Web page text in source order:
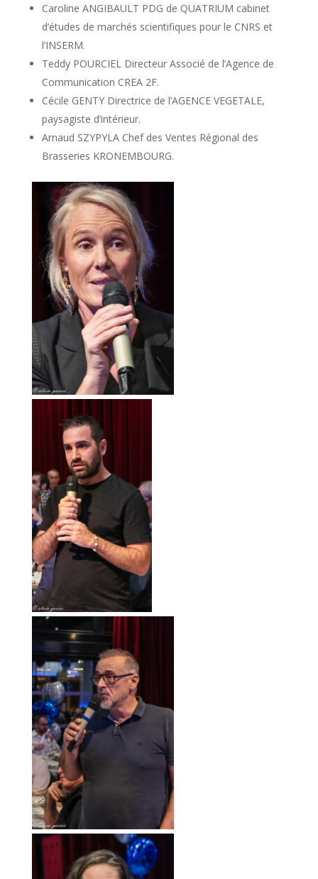
Caroline ANGIBAULT PDG de QUATRIUM cabinet
d’études de marchés scientifiques pour le CNRS et
l’INSERM.
Teddy POURCIEL Directeur Associé de l’Agence de
Communication CREA 2F.
Cécile GENTY Directrice de l’AGENCE VEGETALE,
paysagiste d’intérieur.
Arnaud SZYPYLA Chef des Ventes Régional des
Brasseries KRONEMBOURG.